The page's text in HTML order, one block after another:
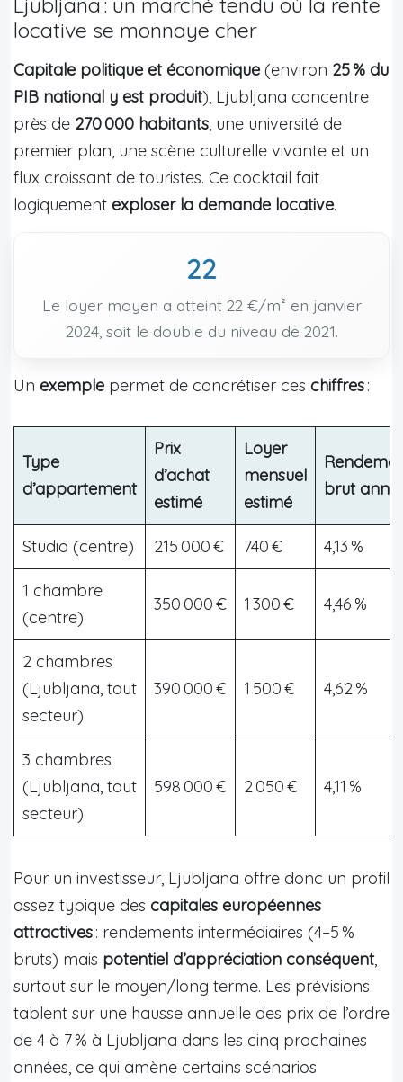
locative se monnaye cher
Capitale politique et économique (environ 25 % du
PIB national y est produit), Ljubljana concentre
près de 270 000 habitants, une université de
premier plan, une scène culturelle vivante et un
flux croissant de touristes. Ce cocktail fait
logiquement exploser la demande locative.
22
Le loyer moyen a atteint 22 €/m² en janvier
2024, soit le double du niveau de 2021.
Un exemple permet de concrétiser ces chiffres:
Type
d’appartement
Prix
d’achat
estimé
Loyer
mensuel
estimé
brut
Studio (centre) 215 000 € 740 € 4,13 %
1 chambre
(centre)
350 000 € 1 300 € 4,46 %
2 chambres
(Ljubljana, tout
secteur)
390 000 € 1 500 € 4,62 %
3 chambres
(Ljubljana, tout
secteur)
598 000 € 2 050 € 4,11 %
Pour un investisseur, Ljubljana offre donc un profil
assez typique des capitales européennes
attractives: rendements intermédiaires (4–5 %
bruts) mais potentiel d’appréciation conséquent,
surtout sur le moyen/long terme. Les prévisions
tablent sur une hausse annuelle des prix de l’ordre
de 4 à 7 % à Ljubljana dans les cinq prochaines
années, ce qui amène certains scénarios